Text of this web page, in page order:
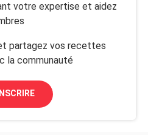
votre expertise et aidez
partagez vos recettes
la communauté